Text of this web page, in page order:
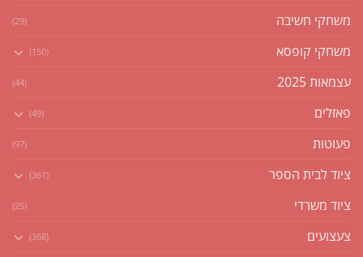
משחקי חשיבה (29)
משחקי קופסא (150)
עצמאות 2025 (44)
פאזלים (49)
פעוטות (97)
ציוד לבית הספר (361)
ציוד משרדי (25)
צעצועים (368)